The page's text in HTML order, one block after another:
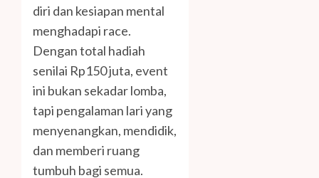
diri dan kesiapan mental
menghadapi race.
Dengan total hadiah
senilai Rp150 juta, event
ini bukan sekadar lomba,
tapi pengalaman lari yang
menyenangkan, mendidik,
dan memberi ruang
tumbuh bagi semua.